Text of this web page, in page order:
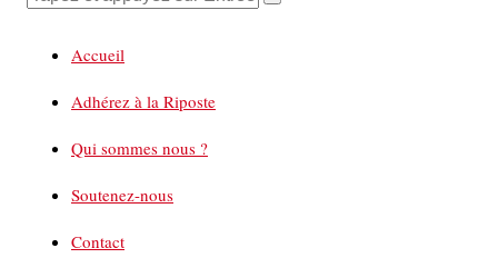
Accueil
Adhérez à la Riposte
Qui sommes nous ?
Soutenez-nous
Contact